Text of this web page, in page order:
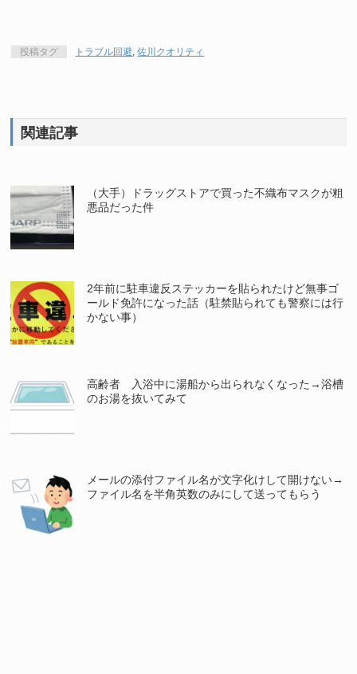
投稿タグ トラブル回避,佐川クオリティ
関連記事
（大手）ドラッグストアで買った不織布マスクが粗
悪品だった件
2年前に駐車違反ステッカーを貼られたけど無事ゴ
ールド免許になった話（駐禁貼られても警察には行
かない事）
高齢者 入浴中に湯船から出られなくなった→浴槽
のお湯を抜いてみて
メールの添付ファイル名が文字化けして開けない→
ファイル名を半角英数のみにして送ってもらう